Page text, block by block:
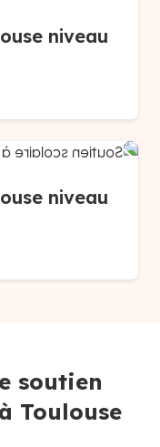
niveau
niveau
soutien
Toulouse